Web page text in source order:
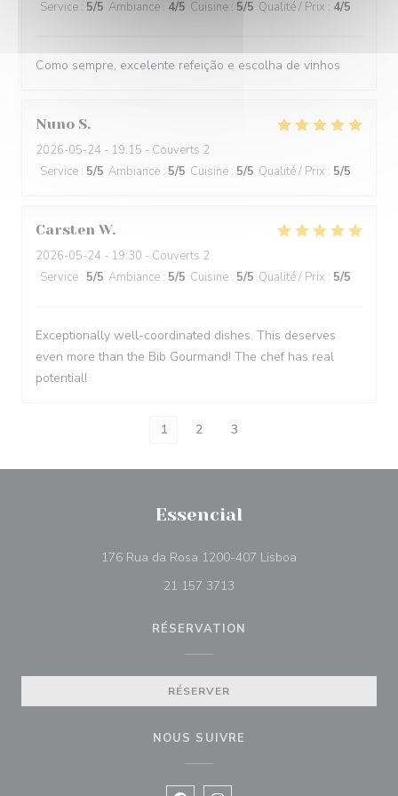
Service : 5/5 Ambiance : 4/5 Cuisine : 5/5 Qualité / Prix : 4/5
Como sempre, excelente refeição e escolha de vinhos
Nuno S
2026-05-24 - 19:15 - Couverts 2
Service : 5/5 Ambiance : 5/5 Cuisine : 5/5 Qualité / Prix : 5/5
Carsten W
2026-05-24 - 19:30 - Couverts 2
Service : 5/5 Ambiance : 5/5 Cuisine : 5/5 Qualité / Prix : 5/5
Exceptionally well-coordinated dishes. This deserves
even more than the Bib Gourmand! The chef has real
potential!
1 2 3
Essencial
176 Rua da Rosa 1200-407 Lisboa
21 157 3713
RÉSERVATION
RÉSERVER
NOUS SUIVRE